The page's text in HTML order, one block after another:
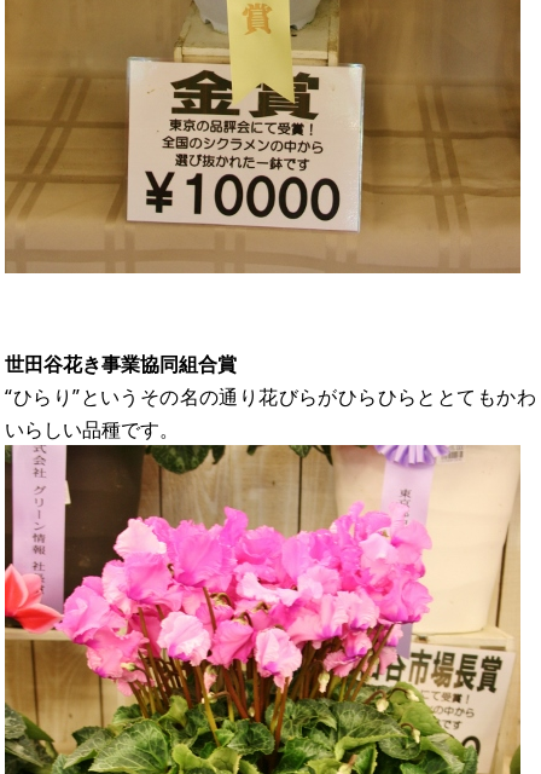
世田谷花き事業協同組合賞
“ひらり”というその名の通り花びらがひらひらととてもかわ
いらしい品種です。